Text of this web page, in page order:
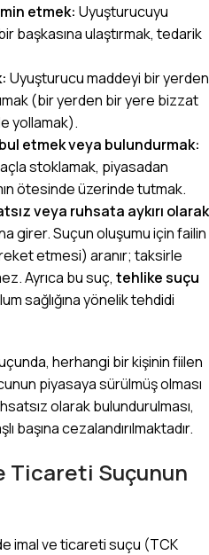
etmek: Uyuşturucuyu
başkasına ulaştırmak, tedarik
Uyuşturucu maddeyi bir yerden
(bir yerden bir yere bizzat
yollamak).
etmek veya bulundurmak:
stoklamak, piyasadan
ötesinde üzerinde tutmak.
veya ruhsata aykırı olarak
girer. Suçun oluşumu için failin
etmesi) aranır; taksirle
Ayrıca bu suç, tehlike suçu
sağlığına yönelik tehdidi
herhangi bir kişinin fiilen
piyasaya sürülmüş olması
olarak bulundurulması,
başına cezalandırılmaktadır.
Ticareti Suçunun
imal ve ticareti suçu (TCK